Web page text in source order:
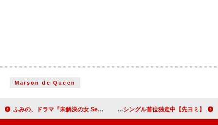
Maison de Queen
ふみの、ドラマ『未解決の女 Season3』主題歌の新曲が今夜初OA＆レギュラーラジオでフルサイズ解禁 【先ヨミ】Travis Japan『陰ニモ日向ニモ』28.7万枚で現在シングル首位独走中